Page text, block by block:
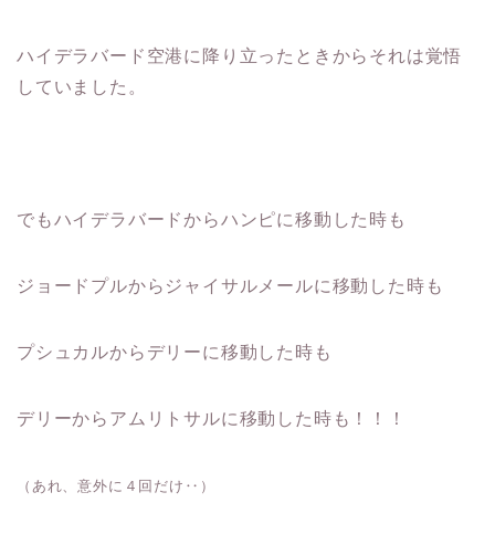
ハイデラバード空港に降り立ったときからそれは覚悟
していました。
でもハイデラバードからハンピに移動した時も
ジョードプルからジャイサルメールに移動した時も
プシュカルからデリーに移動した時も
デリーからアムリトサルに移動した時も！！！
（あれ、意外に４回だけ‥）